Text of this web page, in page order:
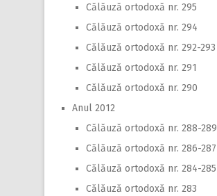
Călăuză ortodoxă nr. 295
Călăuză ortodoxă nr. 294
Călăuză ortodoxă nr. 292-293
Călăuză ortodoxă nr. 291
Călăuză ortodoxă nr. 290
Anul 2012
Călăuză ortodoxă nr. 288-289
Călăuză ortodoxă nr. 286-287
Călăuză ortodoxă nr. 284-285
Călăuză ortodoxă nr. 283